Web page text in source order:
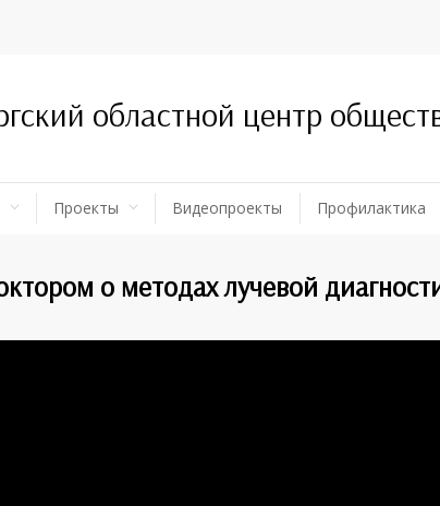
областной центр
Проекты Видеопроекты Профилактика
о методах лучевой